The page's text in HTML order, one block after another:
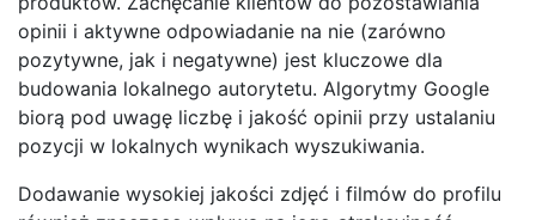
opinii i aktywne odpowiadanie na nie (zarówno
pozytywne, jak i negatywne) jest kluczowe dla
budowania lokalnego autorytetu. Algorytmy Google
biorą pod uwagę liczbę i jakość opinii przy ustalaniu
pozycji w lokalnych wynikach wyszukiwania.
Dodawanie wysokiej jakości zdjęć i filmów do profilu